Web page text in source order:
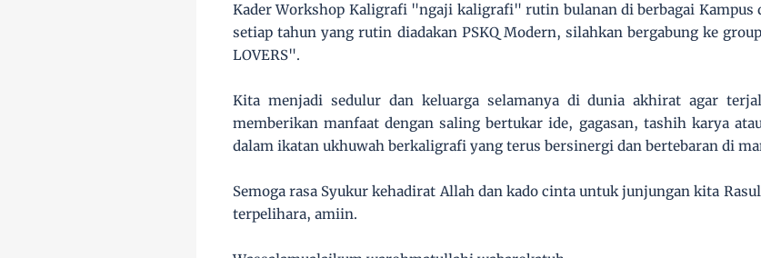
Kader Workshop Kaligrafi "ngaji kaligrafi" rutin bulanan di berbagai Kampus
setiap tahun yang rutin diadakan PSKQ Modern, silahkan bergabung ke
LOVERS".
Kita menjadi sedulur dan keluarga selamanya di dunia akhirat agar
memberikan manfaat dengan saling bertukar ide, gagasan, tashih karya
dalam ikatan ukhuwah berkaligrafi yang terus bersinergi dan bertebaran di
Semoga rasa Syukur kehadirat Allah dan kado cinta untuk junjungan kita
terpelihara, amiin.